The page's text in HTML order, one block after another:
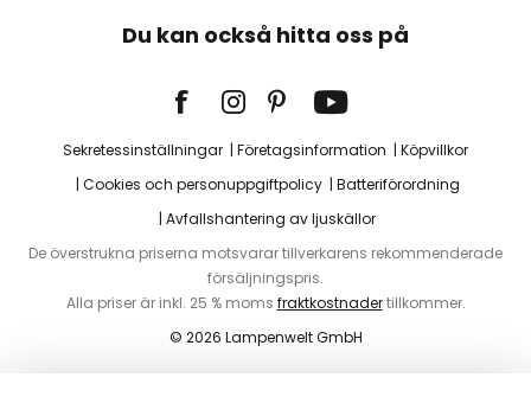
Du kan också hitta oss på
Sekretessinställningar Företagsinformation
Köpvillkor
Cookies och personuppgiftpolicy
Batteriförordning
Avfallshantering av ljuskällor
De överstrukna priserna motsvarar tillverkarens rekommenderade
försäljningspris.
Alla priser är inkl. 25 % moms fraktkostnadertillkommer.
© 2026 Lampenwelt GmbH